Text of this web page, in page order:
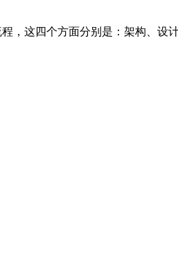
，这四个方面分别是：架构、设